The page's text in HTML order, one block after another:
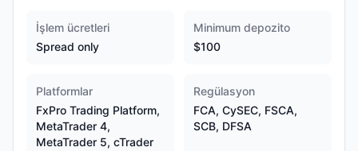
İşlem ücretleri
Spread only
Minimum depozito
$100
Platformlar
FxPro Trading Platform,
MetaTrader 4,
MetaTrader 5, cTrader
Regülasyon
FCA, CySEC, FSCA,
SCB, DFSA